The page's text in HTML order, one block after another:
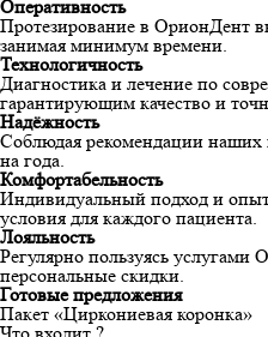
Оперативность
Протезирование в ОрионДент
занимая минимум времени.
Технологичность
Диагностика и лечение по
гарантирующим качество и
Надёжность
Соблюдая рекомендации наших
на года.
Комфортабельность
Индивидуальный подход и
условия для каждого пациента.
Лояльность
Регулярно пользуясь
персональные скидки.
Готовые предложения
Пакет «Циркониевая коронка»